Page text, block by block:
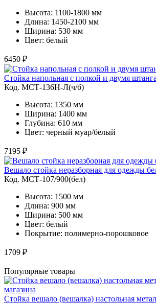
Высота: 1100-1800 мм
Длина: 1450-2100 мм
Ширина: 530 мм
Цвет: белый
6450 ₽
Cтойка напольная с полкой и двумя
Код. MСТ-136Н-Л(ч/б)
Высота: 1350 мм
Ширина: 1400 мм
Глубина: 610 мм
Цвет: черный муар/белый
7195 ₽
Вешало стойка неразборная для одежды
Код. MСТ-107/900(бел)
Высота: 1500 мм
Длина: 900 мм
Ширина: 500 мм
Цвет: белый
Покрытие: полимерно-порошковое
1709 ₽
Популярные товары
Стойка вешало (вешалка) настольная